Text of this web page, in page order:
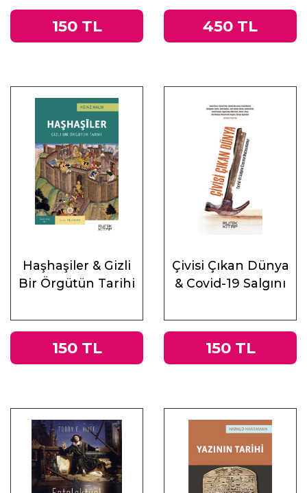
150 TL 450 TL
Haşhaşiler & Gizli
Bir Örgütün Tarihi
150 TL
Çivisi Çıkan Dünya
& Covid-19 Salgını
Muhasebeler
150 TL